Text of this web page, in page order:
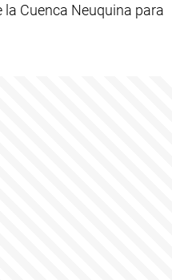
Cuenca Neuquina para